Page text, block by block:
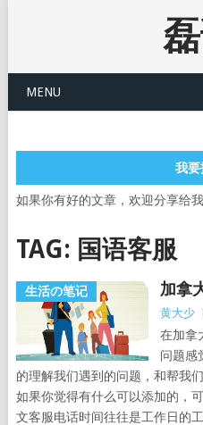
MENU
我要
如果你有好的文章，欢迎分享给
TAG: 国语客服
生活の笔记 加拿
黄大少
在加拿
问题感
的理解我们遇到的问题，和帮我
如果你觉得有什么可以添加的，
文客服电话时间往往是工作日的